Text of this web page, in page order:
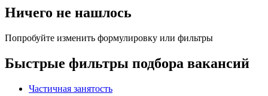
Ничего не нашлось
Попробуйте изменить формулировку или фильтры
Быстрые фильтры подбора вакансий
Частичная занятость